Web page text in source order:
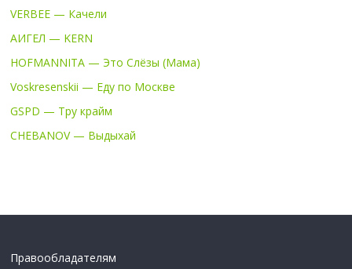
VERBEE — Качели
АИГЕЛ — KERN
HOFMANNITA — Это Слёзы (Мама)
Voskresenskii — Еду по Москве
GSPD — Тру крайм
CHEBANOV — Выдыхай
Правообладателям